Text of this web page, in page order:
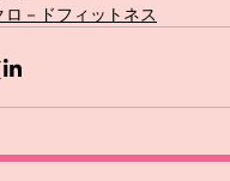
ロ－ドフィットネス